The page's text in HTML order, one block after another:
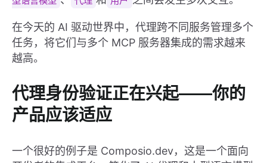
在今天的 AI 驱动世界中，代理跨不同服务管理多个
任务，将它们与多个 MCP 服务器集成的需求越来
越高。
代理身份验证正在兴起——你的
产品应该适应
一个很好的例子是 Composio.dev，这是一个面向